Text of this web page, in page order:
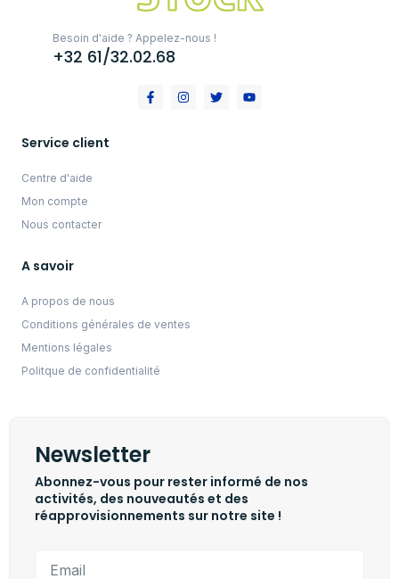
Besoin d'aide ? Appelez-nous !
+32 61/32.02.68
Service client
Centre d'aide
Mon compte
Nous contacter
A savoir
A propos de nous
Conditions générales de ventes
Mentions légales
Politque de confidentialité
Newsletter
Abonnez-vous pour rester informé de nos
activités, des nouveautés et des
réapprovisionnements sur notre site !